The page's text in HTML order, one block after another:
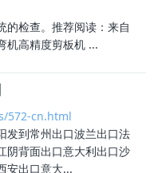
的检查。推荐阅读：来自
机高精度剪板机 ...
572-cn.html
发到常州出口波兰出口法
阴背面出口意大利出口沙
安出口意大...